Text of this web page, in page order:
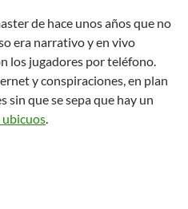
de hace unos años que no
era narrativo y en vivo
los jugadores por teléfono.
y conspiraciones, en plan
sin que se sepa que hay un
ubicuos.